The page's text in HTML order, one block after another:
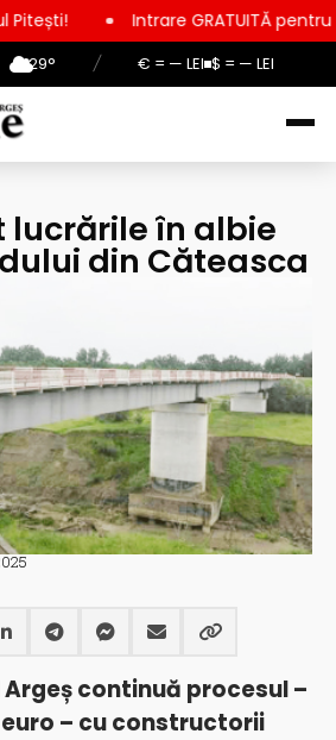
29° / € = — LEI $ = — LEI
GRATUITĂ pentru copii, elevi și
lucrările în albie
din Căteasca
continuă procesul –
– cu constructorii